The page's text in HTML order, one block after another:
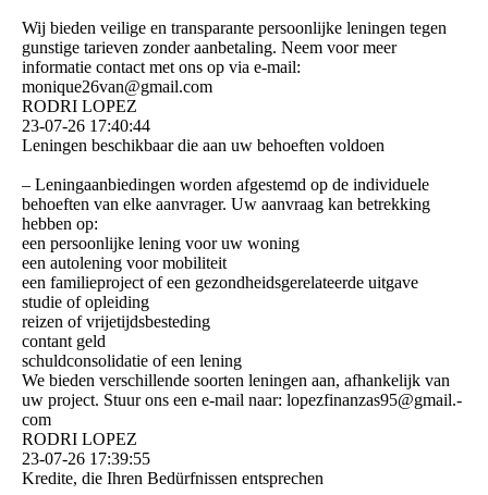
Wij bieden veilige en transparante persoonlijke leningen tegen
gunstige tarieven zonder aanbetaling. Neem voor meer
informatie contact met ons op via e-mail:
monique26van@gmail.com
RODRI LOPEZ
23-07-26 17:40:44
Leningen beschikbaar die aan uw behoeften voldoen
– Leningaanbiedingen worden afgestemd op de individuele
behoeften van elke aanvrager. Uw aanvraag kan betrekking
hebben op:
een persoonlijke lening voor uw woning
een autolening voor mobiliteit
een familieproject of een gezondheidsgerelateerde uitgave
studie of opleiding
reizen of vrijetijdsbesteding
contant geld
schuldconsolidatie of een lening
We bieden verschillende soorten leningen aan, afhankelijk van
uw project. Stuur ons een e-mail naar: lopezfinanzas95@­gmail.­
com
RODRI LOPEZ
23-07-26 17:39:55
Kredite, die Ihren Bedürfnissen entsprechen